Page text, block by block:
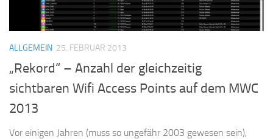
ALLGEMEIN 25. FEBRUAR 2013
„Rekord“ – Anzahl der gleichzeitig
sichtbaren Wifi Access Points auf dem MWC
2013
Vor einigen Jahren (muss so ungefähr 2003 gewesen sein),